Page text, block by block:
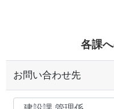
各課
お問い合わせ先